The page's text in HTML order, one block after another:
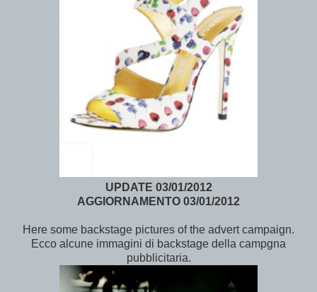
UPDATE 03/01/2012
AGGIORNAMENTO 03/01/2012
Here some backstage pictures of the advert campaign.
Ecco alcune immagini di backstage della campgna
pubblicitaria.